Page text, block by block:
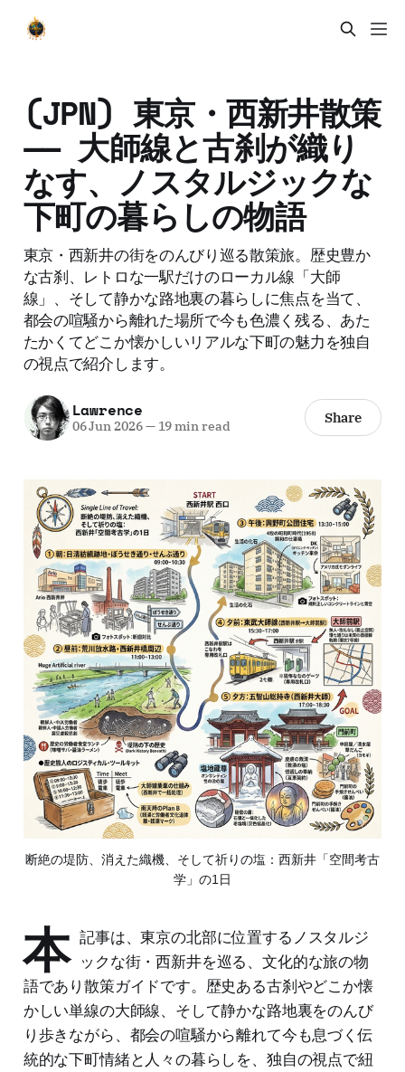
(JPN) 東京・西新井散策
—— 大師線と古刹が織り
なす、ノスタルジックな
下町の暮らしの物語
東京・西新井の街をのんびり巡る散策旅。歴史豊か
な古刹、レトロな一駅だけのローカル線「大師
線」、そして静かな路地裏の暮らしに焦点を当て、
都会の喧騒から離れた場所で今も色濃く残る、あた
たかくてどこか懐かしいリアルな下町の魅力を独自
の視点で紹介します。
Lawrence
06 Jun 2026—19 min read Share
断絶の堤防、消えた織機、そして祈りの塩：西新井「空間考古
学」の1日
本 記事は、東京の北部に位置するノスタルジ
ックな街・西新井を巡る、文化的な旅の物
語であり散策ガイドです。歴史ある古刹やどこか懐
かしい単線の大師線、そして静かな路地裏をのんび
り歩きながら、都会の喧騒から離れて今も息づく伝
統的な下町情緒と人々の暮らしを、独自の視点で紐